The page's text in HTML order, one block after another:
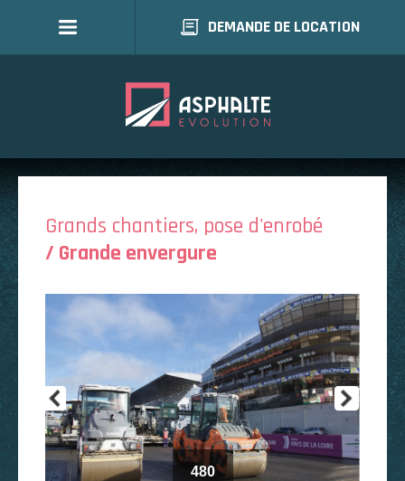
DEMANDE DE LOCATION
Grands chantiers, pose d'enrobé
/ Grande envergure
480